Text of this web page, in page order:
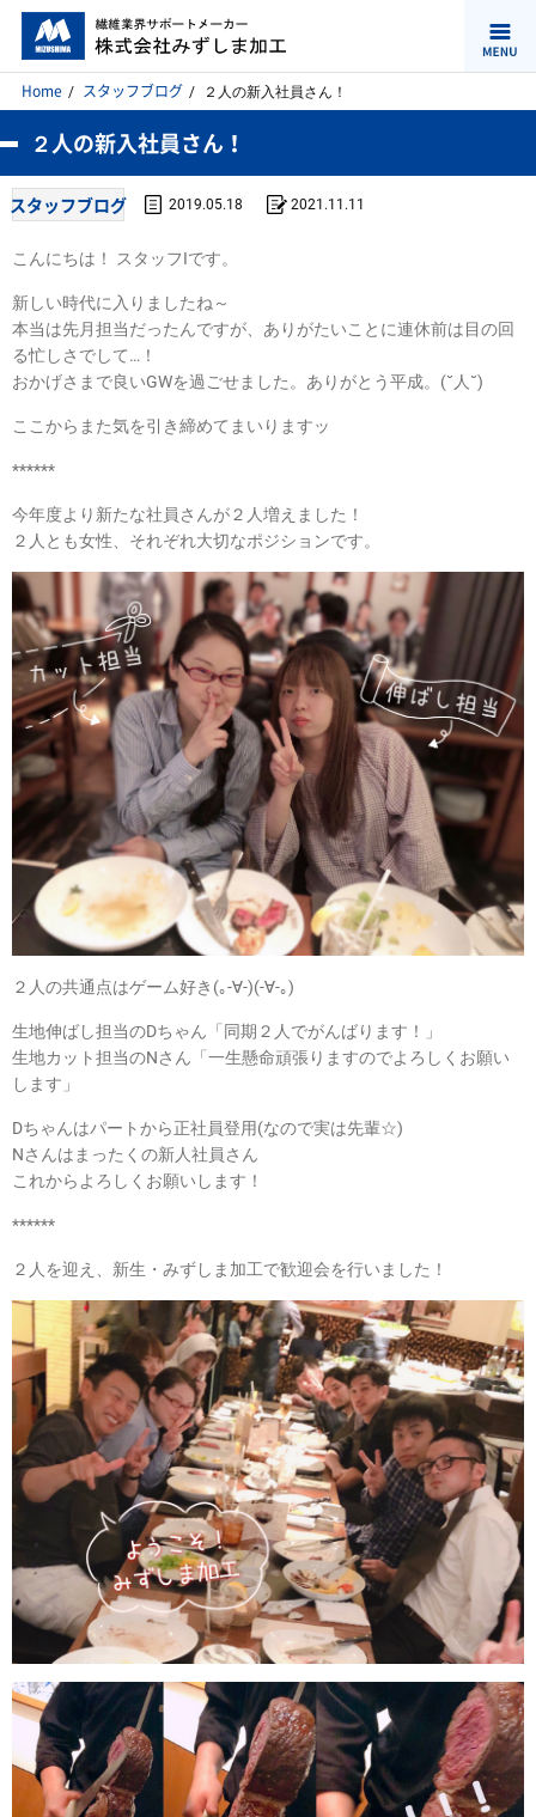
Home スタッフブログ ２人の新入社員さん！
２人の新入社員さん！
スタッフブログ 2019.05.18 2021.11.11
こんにちは！ スタッフIです。
新しい時代に入りましたね～
本当は先月担当だったんですが、ありがたいことに連休前は目の回
る忙しさでして…！
おかげさまで良いGWを過ごせました。ありがとう平成。(˘人˘)
ここからまた気を引き締めてまいりますッ
******
今年度より新たな社員さんが２人増えました！
２人とも女性、それぞれ大切なポジションです。
２人の共通点はゲーム好き(｡-∀-)(-∀-｡)
生地伸ばし担当のDちゃん「同期２人でがんばります！」
生地カット担当のNさん「一生懸命頑張りますのでよろしくお願い
します」
Dちゃんはパートから正社員登用(なので実は先輩☆)
Nさんはまったくの新人社員さん
これからよろしくお願いします！
******
２人を迎え、新生・みずしま加工で歓迎会を行いました！